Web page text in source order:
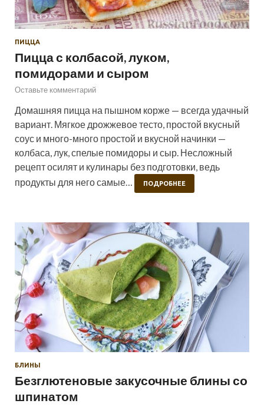
ПИЦЦА
Пицца с колбасой, луком,
помидорами и сыром
Оставьте комментарий
Домашняя пицца на пышном корже — всегда удачный
вариант. Мягкое дрожжевое тесто, простой вкусный
соус и много-много простой и вкусной начинки —
колбаса, лук, спелые помидоры и сыр. Несложный
рецепт осилят и кулинары без подготовки, ведь
продукты для него самые…
ПОДРОБНЕЕ
БЛИНЫ
Безглютеновые закусочные блины со
шпинатом